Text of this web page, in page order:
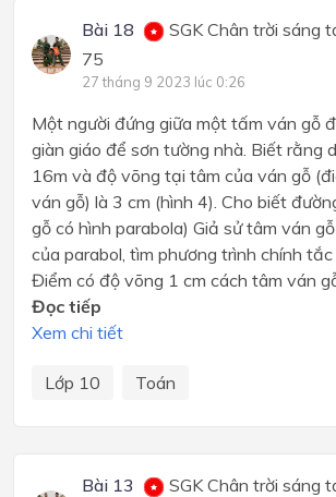
Bài 18
SGK Chân trời sáng
75
27 tháng 9 2023 lúc 0:26
Một người đứng giữa một tấm ván gỗ
giàn giáo để sơn tường nhà. Biết rằng
16m và độ võng tại tâm của ván gỗ
ván gỗ) là 3 cm (hình 4). Cho biết
gỗ có hình parabola) Giả sử tâm ván
của parabol, tìm phương trình chính
Điểm có độ võng 1 cm cách tâm ván
Đọc tiếp
Xem chi tiết
Lớp 10 Toán
Bài 13
SGK Chân trời sáng